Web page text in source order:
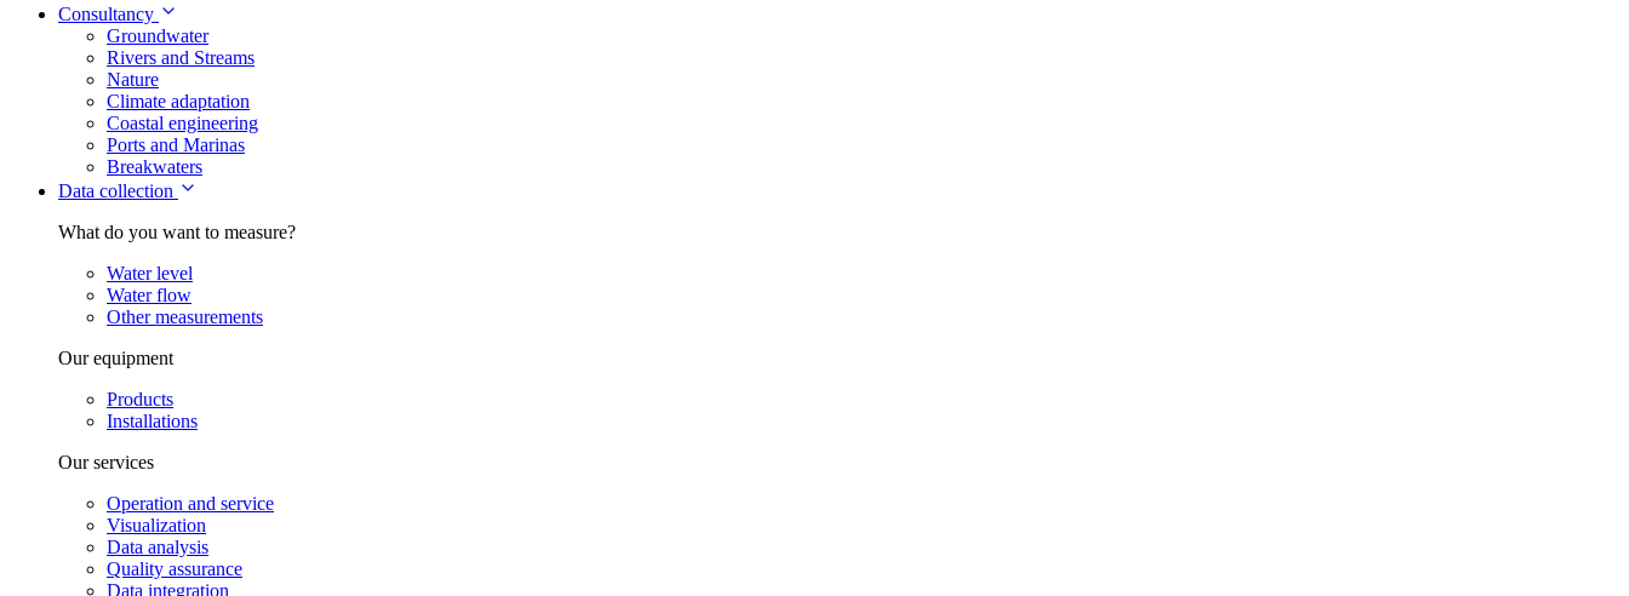
Consultancy
Groundwater
Rivers and Streams
Nature
Climate adaptation
Coastal engineering
Ports and Marinas
Breakwaters
Data collection
What do you want to measure?
Water level
Water flow
Other measurements
Our equipment
Products
Installations
Our services
Operation and service
Visualization
Data analysis
Quality assurance
Data integration